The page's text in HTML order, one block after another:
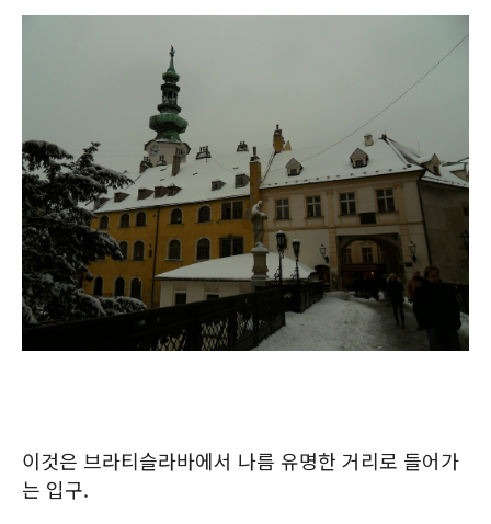
이것은 브라티슬라바에서 나름 유명한 거리로 들어가
는 입구.